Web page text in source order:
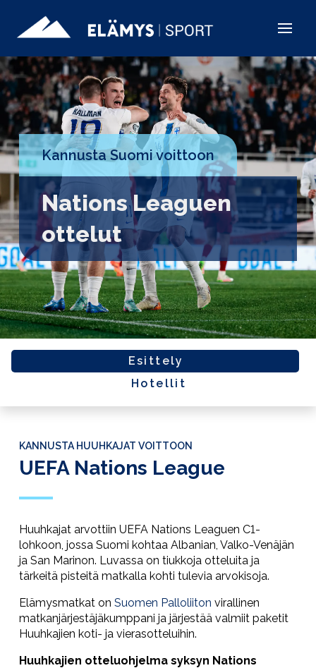
Kannusta Suomi voittoon
Nations Leaguen
ottelut
Esittely
Hotellit
KANNUSTA HUUHKAJAT VOITTOON
UEFA Nations League
Huuhkajat arvottiin UEFA Nations Leaguen C1-
lohkoon, jossa Suomi kohtaa Albanian, Valko-Venäjän
ja San Marinon. Luvassa on tiukkoja otteluita ja
tärkeitä pisteitä matkalla kohti tulevia arvokisoja.
Elämysmatkat on Suomen Palloliiton virallinen
matkanjärjestäjäkumppani ja järjestää valmiit paketit
Huuhkajien koti- ja vierasotteluihin.
Huuhkajien otteluohjelma syksyn Nations